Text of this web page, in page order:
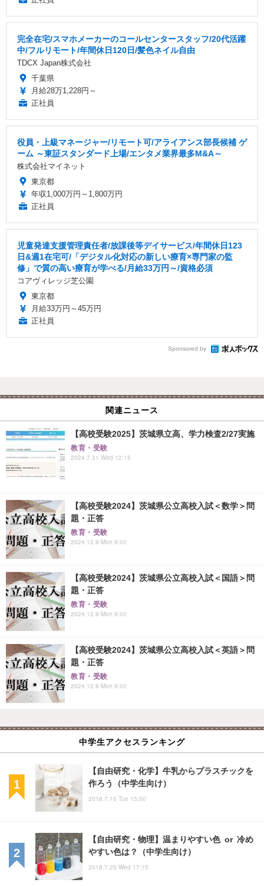
完全在宅/スマホメーカーのコールセンタースタッフ/20代活躍
中/フルリモート/年間休日120日/髪色ネイル自由
TDCX Japan株式会社
千葉県
月給28万1,228円～
正社員
役員・上級マネージャー/リモート可/アライアンス部長候補 ゲ
ーム ～東証スタンダード上場/エンタメ業界最多M&A～
株式会社マイネット
東京都
年収1,000万円～1,800万円
正社員
児童発達支援管理責任者/放課後等デイサービス/年間休日123
日&週1在宅可/「デジタル化対応の新しい療育×専門家の監
修」で質の高い療育が学べる/月給33万円～/資格必須
コアヴィレッジ芝公園
東京都
月給33万円～45万円
正社員
Sponsored by
関連ニュース
【高校受験2025】茨城県立高、学力検査2/27実施
教育・受験
2024.7.31 Wed 12:15
【高校受験2024】茨城県公立高校入試＜数学＞問
題・正答
教育・受験
2024.12.9 Mon 9:00
【高校受験2024】茨城県公立高校入試＜国語＞問
題・正答
教育・受験
2024.12.9 Mon 9:00
【高校受験2024】茨城県公立高校入試＜英語＞問
題・正答
教育・受験
2024.12.9 Mon 9:00
中学生アクセスランキング
【自由研究・化学】牛乳からプラスチックを
作ろう（中学生向け）
2018.7.10 Tue 15:00
【自由研究・物理】温まりやすい色 or 冷め
やすい色は？（中学生向け）
2018.7.25 Wed 17:15